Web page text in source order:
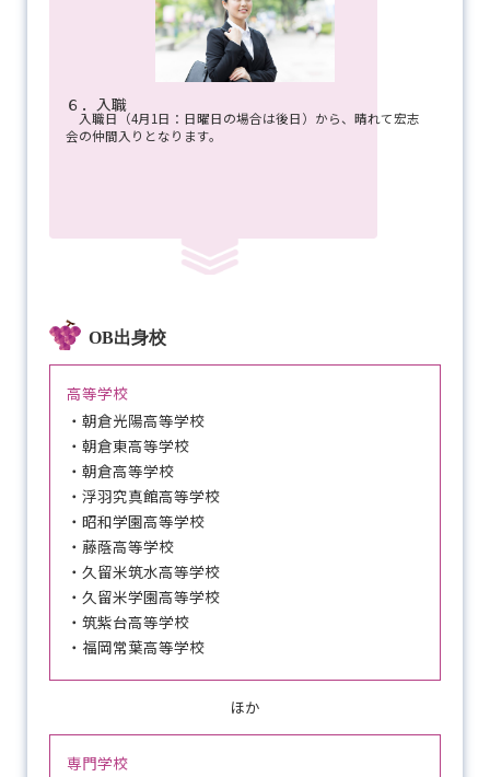
６．入職
入職日（4月1日：日曜日の場合は後日）から、晴れて宏志
会の仲間入りとなります。
OB出身校
高等学校
・朝倉光陽高等学校
・朝倉東高等学校
・朝倉高等学校
・浮羽究真館高等学校
・昭和学園高等学校
・藤蔭高等学校
・久留米筑水高等学校
・久留米学園高等学校
・筑紫台高等学校
・福岡常葉高等学校
ほか
専門学校